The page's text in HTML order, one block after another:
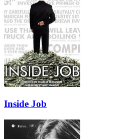
Inside Job